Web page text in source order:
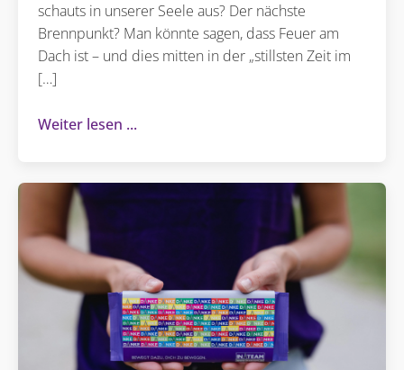
schauts in unserer Seele aus? Der nächste
Brennpunkt? Man könnte sagen, dass Feuer am
Dach ist – und dies mitten in der „stillsten Zeit im
[…]
Weiter lesen